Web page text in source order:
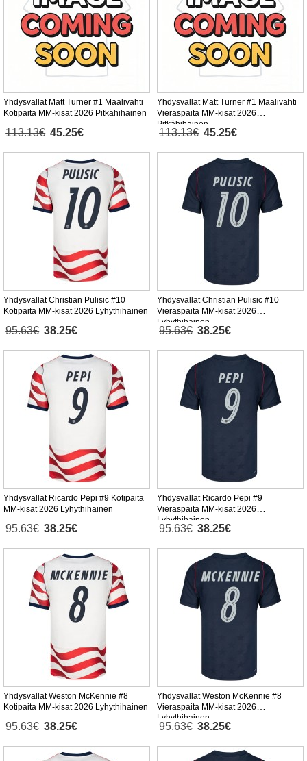
Yhdysvallat Matt Turner #1 Maalivahti
Kotipaita MM-kisat 2026 Pitkähihainen
113.13€ 45.25€
Yhdysvallat Matt Turner #1 Maalivahti
Vieraspaita MM-kisat 2026
Pitkähihainen
113.13€ 45.25€
Yhdysvallat Christian Pulisic #10
Kotipaita MM-kisat 2026 Lyhythihainen
95.63€ 38.25€
Yhdysvallat Christian Pulisic #10
Vieraspaita MM-kisat 2026
Lyhythihainen
95.63€ 38.25€
Yhdysvallat Ricardo Pepi #9 Kotipaita
MM-kisat 2026 Lyhythihainen
95.63€ 38.25€
Yhdysvallat Ricardo Pepi #9
Vieraspaita MM-kisat 2026
Lyhythihainen
95.63€ 38.25€
Yhdysvallat Weston McKennie #8
Kotipaita MM-kisat 2026 Lyhythihainen
95.63€ 38.25€
Yhdysvallat Weston McKennie #8
Vieraspaita MM-kisat 2026
Lyhythihainen
95.63€ 38.25€